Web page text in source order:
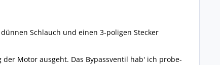
dünnen Schlauch und einen 3-poligen Stecker
Motor ausgeht. Das Bypassventil hab' ich probe-